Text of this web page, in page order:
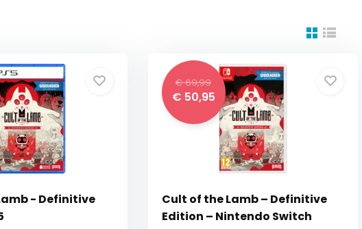
- Definitive
€ 69,99
€ 50,95
Cult of the Lamb – Definitive
Edition – Nintendo Switch